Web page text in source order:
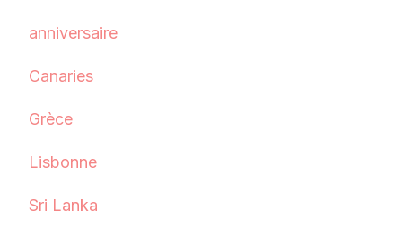
anniversaire
Canaries
Grèce
Lisbonne
Sri Lanka